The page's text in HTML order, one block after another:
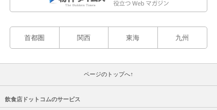
首都圏 関西 東海 九州
ページのトップへ↑
飲食店ドットコムのサービス